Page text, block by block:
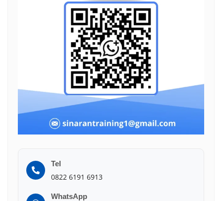
Tel
0822 6191 6913
WhatsApp